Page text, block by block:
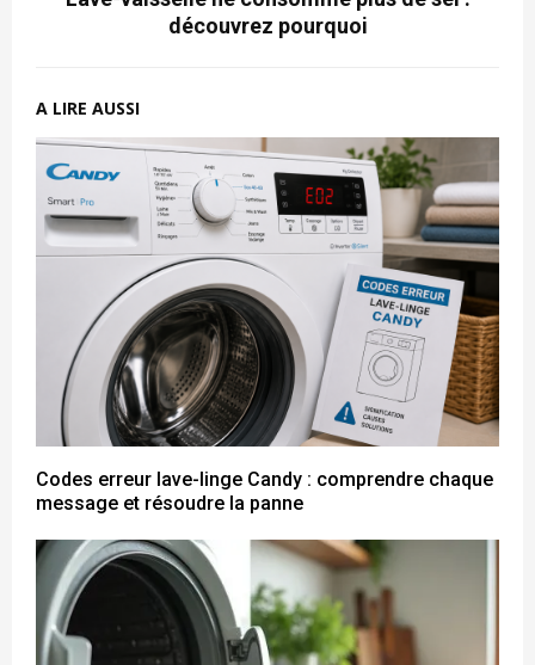
découvrez pourquoi
A LIRE AUSSI
Codes erreur lave-linge Candy : comprendre chaque
message et résoudre la panne